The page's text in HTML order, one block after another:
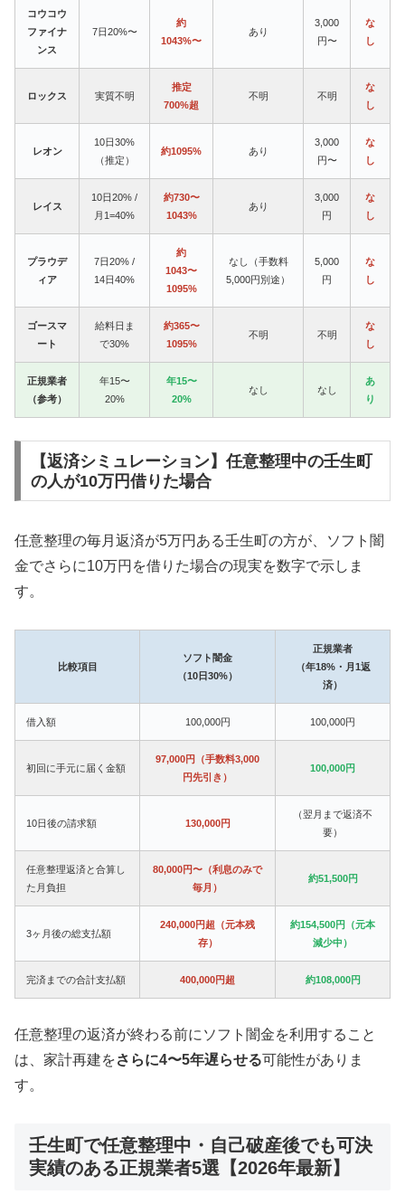
コウコウ
ファイナ
ンス
7日20%〜
約
1043%〜
あり
3,000
円〜
な
し
ロックス 実質不明
推定
700%超
不明 不明
な
し
レオン
10日30%
（推定）
約1095% あり
3,000
円〜
な
し
レイス
10日20% /
月1=40%
約730〜
1043%
あり
3,000
円
な
し
プラウデ
ィア
7日20% /
14日40%
約
1043〜
1095%
なし（手数料
5,000円別途）
5,000
円
な
し
ゴースマ
ート
給料日ま
で30%
約365〜
1095%
不明 不明
な
し
正規業者
（参考）
年15〜
20%
年15〜
20%
なし なし
あ
り
【返済シミュレーション】任意整理中の壬生町
の人が10万円借りた場合
任意整理の毎月返済が5万円ある壬生町の方が、ソフト闇
金でさらに10万円を借りた場合の現実を数字で示しま
す。
比較項目
ソフト闇金
（10日30%）
正規業者
（年18%・月1返
済）
借入額 100,000円 100,000円
初回に手元に届く金額
97,000円（手数料3,000
円先引き）
100,000円
10日後の請求額 130,000円
（翌月まで返済不
要）
任意整理返済と合算し
た月負担
80,000円〜（利息のみで
毎月）
約51,500円
3ヶ月後の総支払額
240,000円超（元本残
存）
約154,500円（元本
減少中）
完済までの合計支払額 400,000円超 約108,000円
任意整理の返済が終わる前にソフト闇金を利用すること
は、家計再建をさらに4〜5年遅らせる可能性がありま
す。
壬生町で任意整理中・自己破産後でも可決
実績のある正規業者5選【2026年最新】